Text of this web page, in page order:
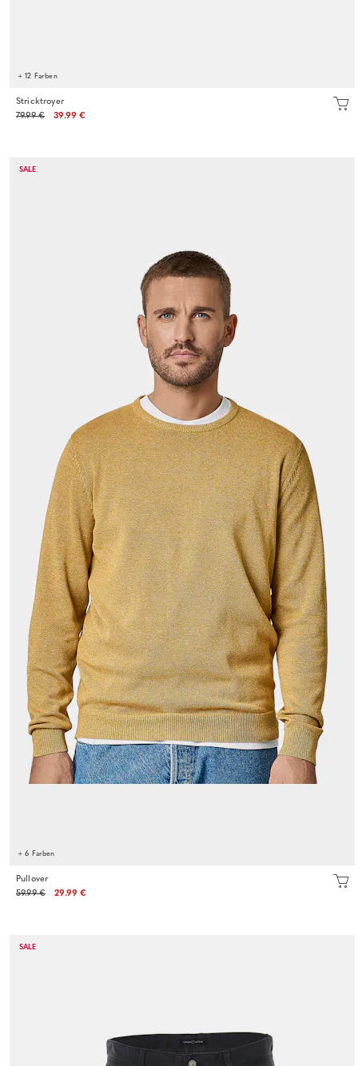
+ 12 Farben
Stricktroyer
79.99 €
39.99 €
SALE
+ 6 Farben
Pullover
59.99 €
29.99 €
SALE